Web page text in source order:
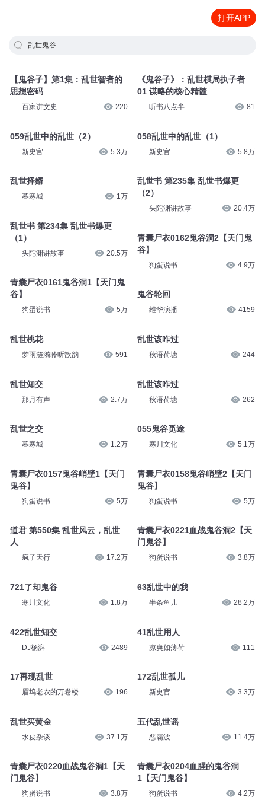
打开APP
乱世鬼谷
【鬼谷子】第1集：乱世智者的
思想密码
百家讲文史 220
059乱世中的乱世（2）
新史官 5.3万
乱世择婿
暮寒城 1万
乱世书 第234集 乱世书爆更
（1）
头陀渊讲故事 20.5万
青囊尸衣0161鬼谷洞1【天门鬼
谷】
狗蛋说书 5万
乱世桃花
梦雨涟漪聆听歆韵 591
乱世知交
那月有声 2.7万
乱世之交
暮寒城 1.2万
青囊尸衣0157鬼谷峭壁1【天门
鬼谷】
狗蛋说书 5万
道君 第550集 乱世风云，乱世
人
疯子天行 17.2万
721了却鬼谷
寒川文化 1.8万
422乱世知交
DJ杨湃 2489
17再现乱世
眉坞老农的万卷楼 196
乱世买黄金
水皮杂谈 37.1万
青囊尸衣0220血战鬼谷洞1【天
门鬼谷】
狗蛋说书 3.8万
《鬼谷子》：乱世棋局执子者
01 谋略的核心精髓
听书八点半 81
058乱世中的乱世（1）
新史官 5.8万
乱世书 第235集 乱世书爆更
（2）
头陀渊讲故事 20.4万
青囊尸衣0162鬼谷洞2【天门鬼
谷】
狗蛋说书 4.9万
鬼谷轮回
维华演播 4159
乱世该咋过
秋语荷塘 244
乱世该咋过
秋语荷塘 262
055鬼谷觅途
寒川文化 5.1万
青囊尸衣0158鬼谷峭壁2【天门
鬼谷】
狗蛋说书 5万
青囊尸衣0221血战鬼谷洞2【天
门鬼谷】
狗蛋说书 3.8万
63乱世中的我
半条鱼儿 28.2万
41乱世用人
凉爽如薄荷 111
172乱世孤儿
新史官 3.3万
五代乱世谣
恶霸波 11.4万
青囊尸衣0204血腥的鬼谷洞
1【天门鬼谷】
狗蛋说书 4.2万